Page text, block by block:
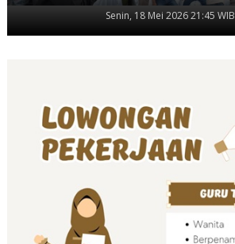
Senin, 18 Mei 2026 21:45 WIB